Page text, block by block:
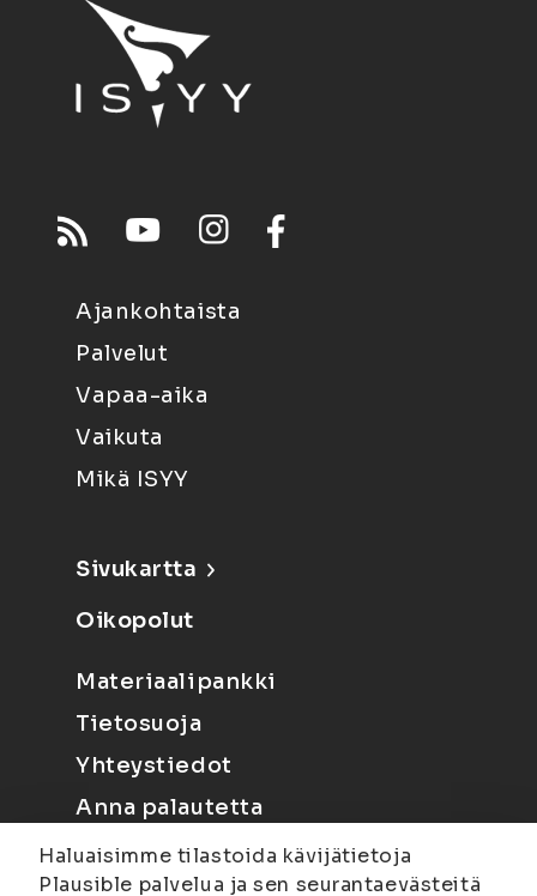
Ajankohtaista
Palvelut
Vapaa-aika
Vaikuta
Mikä ISYY
Sivukartta
Oikopolut
Materiaalipankki
Tietosuoja
Yhteystiedot
Anna palautetta
Haluaisimme tilastoida kävijätietoja
Plausible palvelua ja sen seurantaevästeitä